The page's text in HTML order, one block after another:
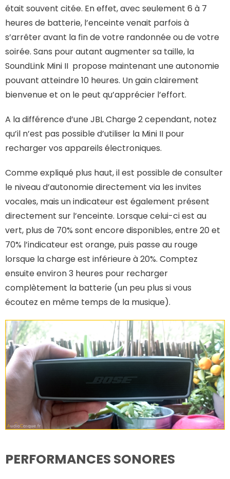
était souvent citée. En effet, avec seulement 6 à 7
heures de batterie, l’enceinte venait parfois à
s’arrêter avant la fin de votre randonnée ou de votre
soirée. Sans pour autant augmenter sa taille, la
SoundLink Mini II propose maintenant une autonomie
pouvant atteindre 10 heures. Un gain clairement
bienvenue et on le peut qu’apprécier l’effort.
A la différence d’une JBL Charge 2 cependant, notez
qu’il n’est pas possible d’utiliser la Mini II pour
recharger vos appareils électroniques.
Comme expliqué plus haut, il est possible de consulter
le niveau d’autonomie directement via les invites
vocales, mais un indicateur est également présent
directement sur l’enceinte. Lorsque celui-ci est au
vert, plus de 70% sont encore disponibles, entre 20 et
70% l’indicateur est orange, puis passe au rouge
lorsque la charge est inférieure à 20%. Comptez
ensuite environ 3 heures pour recharger
complètement la batterie (un peu plus si vous
écoutez en même temps de la musique).
PERFORMANCES SONORES